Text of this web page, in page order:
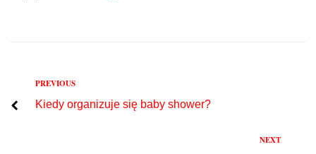
Nawigacja
wpisu
Previous
PREVIOUS
Kiedy organizuje się baby shower?
NEXT